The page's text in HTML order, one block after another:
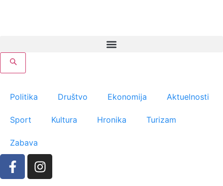
Politika Društvo Ekonomija Aktuelnosti
Sport Kultura Hronika Turizam
Zabava